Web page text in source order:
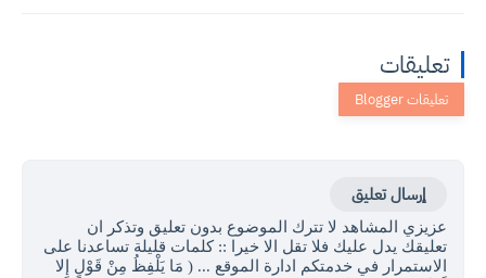
تعليقات
إرسال تعليق
عزيزي المشاهد لا تترك الموضوع بدون تعليق وتذكر ان
تعليقك يدل عليك فلا تقل الا خيرا :: كلمات قليلة تساعدنا على
الاستمرار في خدمتكم ادارة الموقع ... ( مَا يَلْفِظُ مِنْ قَوْلٍ إِلا